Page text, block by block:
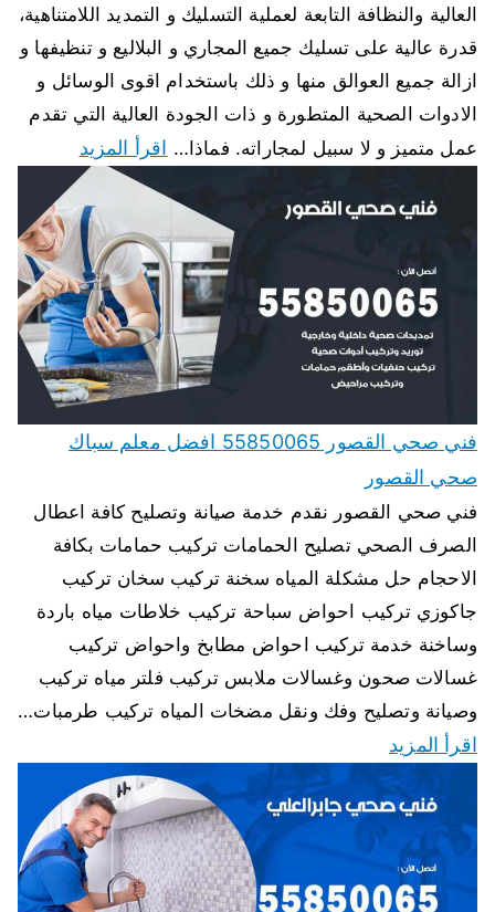
العالية والنظافة التابعة لعملية التسليك و التمديد اللامتناهية،
قدرة عالية على تسليك جميع المجاري و البلاليع و تنظيفها و
ازالة جميع العوالق منها و ذلك باستخدام اقوى الوسائل و
الادوات الصحية المتطورة و ذات الجودة العالية التي تقدم
عمل متميز و لا سبيل لمجاراته. فماذا… اقرأ المزيد
فني صحي القصور 55850065 افضل معلم سباك
صحي القصور
فني صحي القصور نقدم خدمة صيانة وتصليح كافة اعطال
الصرف الصحي تصليح الحمامات تركيب حمامات بكافة
الاحجام حل مشكلة المياه سخنة تركيب سخان تركيب
جاكوزي تركيب احواض سباحة تركيب خلاطات مياه باردة
وساخنة خدمة تركيب احواض مطابخ واحواض تركيب
غسالات صحون وغسالات ملابس تركيب فلتر مياه تركيب
وصيانة وتصليح وفك ونقل مضخات المياه تركيب طرمبات…
اقرأ المزيد